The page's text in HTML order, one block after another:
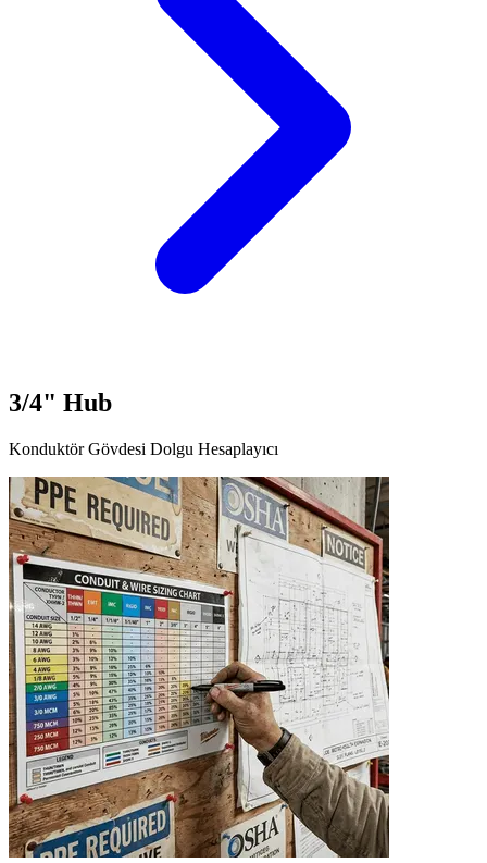
3/4" Hub
Konduktör Gövdesi Dolgu Hesaplayıcı